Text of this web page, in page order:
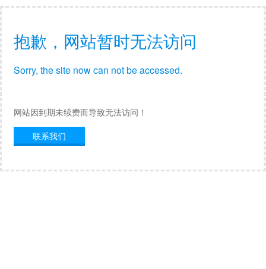
抱歉，网站暂时无法访问
Sorry, the site now can not be accessed.
网站因到期未续费而导致无法访问！
联系我们